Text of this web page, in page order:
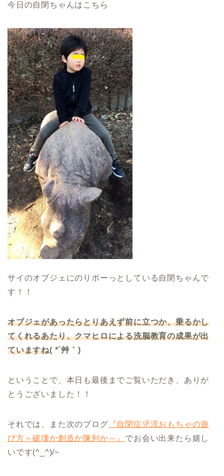
今日の自閉ちゃんはこちら
サイのオブジェにのりボーっとしている自閉ちゃんで
す！！
オブジェがあったらとりあえず前に立つか、乗るかし
てくれるあたり、クマヒロによる洗脳教育の成果が出
ていますね( *´艸｀)
ということで、本日も最後までご覧いただき、ありが
とうございました！！
それでは、また次のブログ 『自閉症児流おもちゃの遊
び方～破壊か創造か陳列か～』 でお会い出来たら嬉し
いです(^_^)/~